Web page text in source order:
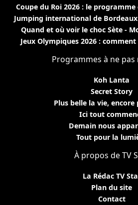
Coupe du Roi 2026 : le
Jumping international de
Quand et où voir le choc Sète -
Jeux Olympiques 2026 :
Programmes à ne
Koh Lanta
Secret Story
Plus belle la vie, encore
Ici tout
Demain nous
Tout pour la
À propos de TV
La Rédac TV
Plan du site
Contact